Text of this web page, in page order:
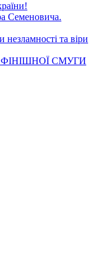
Семеновича.
та віри
СМУГИ